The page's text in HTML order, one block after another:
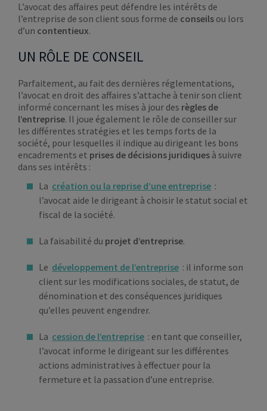
L’avocat des affaires peut défendre les intérêts de
l’entreprise de son client sous forme de conseils ou lors
d’un contentieux.
UN RÔLE DE CONSEIL
Parfaitement, au fait des dernières réglementations,
l’avocat en droit des affaires s’attache à tenir son client
informé concernant les mises à jour des règles de
l’entreprise. Il joue également le rôle de conseiller sur
les différentes stratégies et les temps forts de la
société, pour lesquelles il indique au dirigeant les bons
encadrements et prises de décisions juridiques à suivre
dans ses intérêts :
La création ou la reprise d’une entreprise :
l’avocat aide le dirigeant à choisir le statut social et
fiscal de la société.
La faisabilité du projet d’entreprise.
Le développement de l’entreprise : il informe son
client sur les modifications sociales, de statut, de
dénomination et des conséquences juridiques
qu’elles peuvent engendrer.
La cession de l’entreprise : en tant que conseiller,
l’avocat informe le dirigeant sur les différentes
actions administratives à effectuer pour la
fermeture et la passation d’une entreprise.